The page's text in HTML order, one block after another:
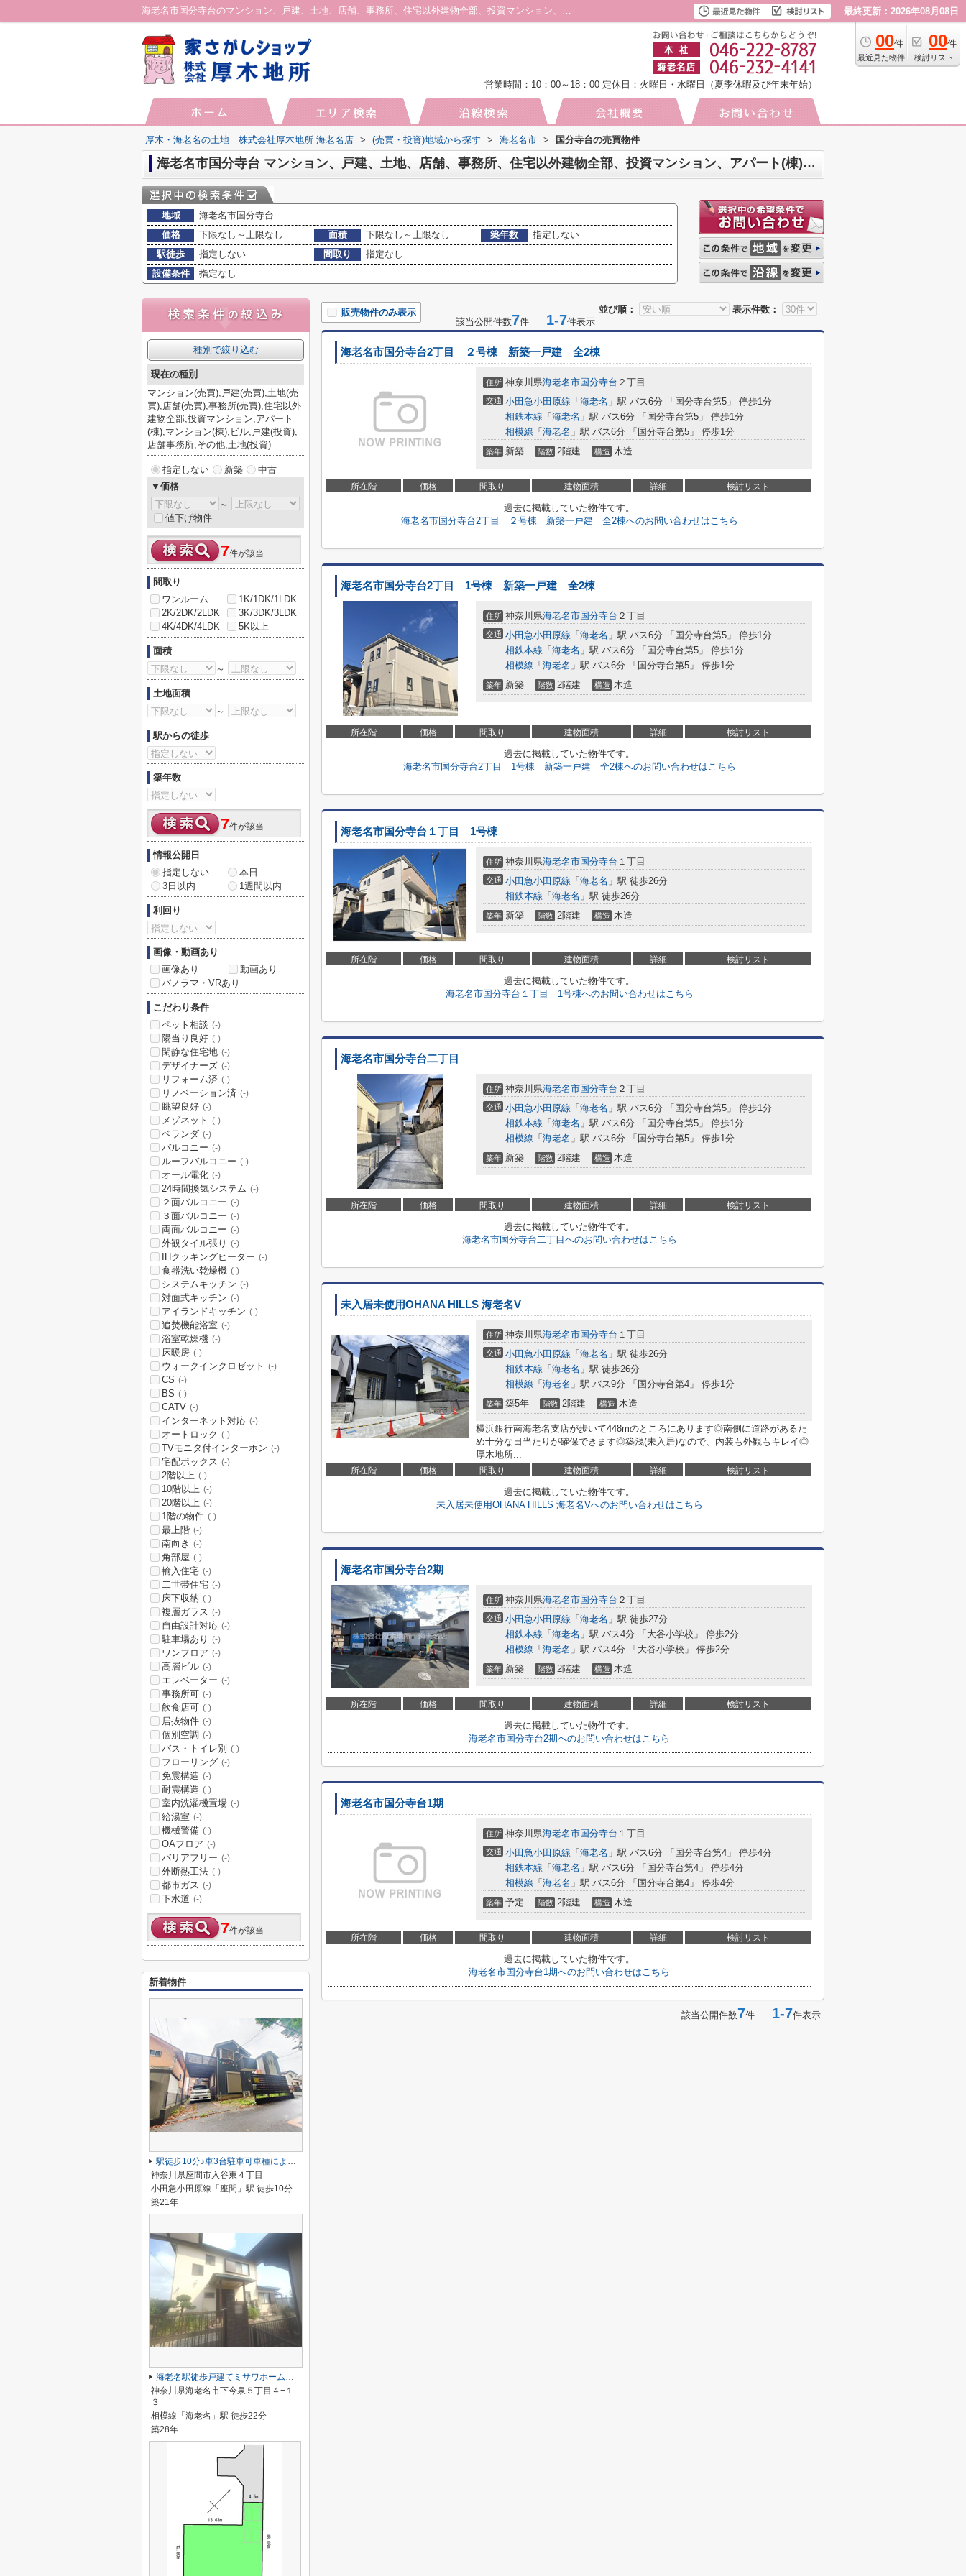
海老名市国分寺台のマンション、戸建、土地、店舗、事務所、住宅以外建物全部、投資マンション、アパート(棟)、マンション(棟)、ビル、戸建、店舗事務所、その他、土地一覧｜厚木・海老名の土地｜株式会社厚木地所 海老名店 最終更新：2026年08月08日
00件
最近見た物件
00件
検討リスト
営業時間：10：00～18：00 定休日：火曜日・水曜日（夏季休暇及び年末年始）
厚木・海老名の土地｜株式会社厚木地所 海老名店 > (売買・投資)地域から探す > 海老名市 > 国分寺台の売買物件
海老名市国分寺台 マンション、戸建、土地、店舗、事務所、住宅以外建物全部、投資マンション、アパート(棟)、マンション(棟)、ビル、戸建、店舗事務所、その他、土地一覧
地域
海老名市国分寺台
価格
下限なし～上限なし 面積 下限なし～上限なし 築年数
指定しない
駅徒歩
指定しない 間取り
指定なし
設備条件
指定なし
並び順： 表示件数：
販売物件のみ表示
該当公開件数7件 1-7件表示
海老名市国分寺台2丁目 ２号棟 新築一戸建 全2棟
住所 神奈川県海老名市国分寺台 ２丁目
交通 小田急小田原線 「 海老名 」駅 バス6分 「国分寺台第5」 停歩1分
相鉄本線 「 海老名 」駅 バス6分 「国分寺台第5」 停歩1分
相模線 「 海老名 」駅 バス6分 「国分寺台第5」 停歩1分
築年 新築 階数 2階建 構造 木造
所在階 価格 間取り 建物面積 詳細 検討リスト
過去に掲載していた物件です。
海老名市国分寺台2丁目 ２号棟 新築一戸建 全2棟へのお問い合わせはこちら
海老名市国分寺台2丁目 1号棟 新築一戸建 全2棟
住所 神奈川県海老名市国分寺台 ２丁目
交通 小田急小田原線 「 海老名 」駅 バス6分 「国分寺台第5」 停歩1分
相鉄本線 「 海老名 」駅 バス6分 「国分寺台第5」 停歩1分
相模線 「 海老名 」駅 バス6分 「国分寺台第5」 停歩1分
築年 新築 階数 2階建 構造 木造
所在階 価格 間取り 建物面積 詳細 検討リスト
過去に掲載していた物件です。
海老名市国分寺台2丁目 1号棟 新築一戸建 全2棟へのお問い合わせはこちら
海老名市国分寺台１丁目 1号棟
住所 神奈川県海老名市国分寺台 １丁目
交通 小田急小田原線 「 海老名 」駅 徒歩26分
相鉄本線 「 海老名 」駅 徒歩26分
築年 新築 階数 2階建 構造 木造
所在階 価格 間取り 建物面積 詳細 検討リスト
過去に掲載していた物件です。
海老名市国分寺台１丁目 1号棟へのお問い合わせはこちら
海老名市国分寺台二丁目
住所 神奈川県海老名市国分寺台 ２丁目
交通 小田急小田原線 「 海老名 」駅 バス6分 「国分寺台第5」 停歩1分
相鉄本線 「 海老名 」駅 バス6分 「国分寺台第5」 停歩1分
相模線 「 海老名 」駅 バス6分 「国分寺台第5」 停歩1分
築年 新築 階数 2階建 構造 木造
所在階 価格 間取り 建物面積 詳細 検討リスト
過去に掲載していた物件です。
海老名市国分寺台二丁目へのお問い合わせはこちら
未入居未使用OHANA HILLS 海老名V
住所 神奈川県海老名市国分寺台 １丁目
交通 小田急小田原線 「 海老名 」駅 徒歩26分
相鉄本線 「 海老名 」駅 徒歩26分
相模線 「 海老名 」駅 バス9分 「国分寺台第4」 停歩1分
築年 築5年 階数 2階建 構造 木造
横浜銀行南海老名支店が歩いて448mのところにあります◎南側に道路があるた
め十分な日当たりが確保できます◎築浅(未入居)なので、内装も外観もキレイ◎
厚木地所...
所在階 価格 間取り 建物面積 詳細 検討リスト
過去に掲載していた物件です。
未入居未使用OHANA HILLS 海老名Vへのお問い合わせはこちら
海老名市国分寺台2期
住所 神奈川県海老名市国分寺台 ２丁目
交通 小田急小田原線 「 海老名 」駅 徒歩27分
相鉄本線 「 海老名 」駅 バス4分 「大谷小学校」 停歩2分
相模線 「 海老名 」駅 バス4分 「大谷小学校」 停歩2分
築年 新築 階数 2階建 構造 木造
所在階 価格 間取り 建物面積 詳細 検討リスト
過去に掲載していた物件です。
海老名市国分寺台2期へのお問い合わせはこちら
海老名市国分寺台1期
住所 神奈川県海老名市国分寺台 １丁目
交通 小田急小田原線 「 海老名 」駅 バス6分 「国分寺台第4」 停歩4分
相鉄本線 「 海老名 」駅 バス6分 「国分寺台第4」 停歩4分
相模線 「 海老名 」駅 バス6分 「国分寺台第4」 停歩4分
築年 予定 階数 2階建 構造 木造
所在階 価格 間取り 建物面積 詳細 検討リスト
過去に掲載していた物件です。
海老名市国分寺台1期へのお問い合わせはこちら
該当公開件数7件 1-7件表示
種別で絞り込む
現在の種別
マンション(売買),戸建(売買),土地(売
買),店舗(売買),事務所(売買),住宅以外
建物全部,投資マンション,アパート
(棟),マンション(棟),ビル,戸建(投資),
店舗事務所,その他,土地(投資)
指定しない 新築
中古
▼価格
～
値下げ物件
7件が該当
間取り
ワンルーム
1K/1DK/1LDK
2K/2DK/2LDK
3K/3DK/3LDK
4K/4DK/4LDK
5K以上
面積
～
土地面積
～
駅からの徒歩
築年数
7件が該当
情報公開日
指定しない
本日
3日以内
1週間以内
利回り
画像・動画あり
画像あり
動画あり
パノラマ・VRあり
こだわり条件
ペット相談 (-)
陽当り良好 (-)
閑静な住宅地 (-)
デザイナーズ (-)
リフォーム済 (-)
リノベーション済 (-)
眺望良好 (-)
メゾネット (-)
ベランダ (-)
バルコニー (-)
ルーフバルコニー (-)
オール電化 (-)
24時間換気システム (-)
２面バルコニー (-)
３面バルコニー (-)
両面バルコニー (-)
外観タイル張り (-)
IHクッキングヒーター (-)
食器洗い乾燥機 (-)
システムキッチン (-)
対面式キッチン (-)
アイランドキッチン (-)
追焚機能浴室 (-)
浴室乾燥機 (-)
床暖房 (-)
ウォークインクロゼット (-)
CS (-)
BS (-)
CATV (-)
インターネット対応 (-)
オートロック (-)
TVモニタ付インターホン (-)
宅配ボックス (-)
2階以上 (-)
10階以上 (-)
20階以上 (-)
1階の物件 (-)
最上階 (-)
南向き (-)
角部屋 (-)
輸入住宅 (-)
二世帯住宅 (-)
床下収納 (-)
複層ガラス (-)
自由設計対応 (-)
駐車場あり (-)
ワンフロア (-)
高層ビル (-)
エレベーター (-)
事務所可 (-)
飲食店可 (-)
居抜物件 (-)
個別空調 (-)
バス・トイレ別 (-)
フローリング (-)
免震構造 (-)
耐震構造 (-)
室内洗濯機置場 (-)
給湯室 (-)
機械警備 (-)
OAフロア (-)
バリアフリー (-)
外断熱工法 (-)
都市ガス (-)
下水道 (-)
7件が該当
新着物件
駅徒歩10分♪車3台駐車可車種による3LDK＋S＋ロフト、ウッドデッキ
神奈川県座間市入谷東４丁目
小田急小田原線「座間」駅 徒歩10分
築21年
海老名駅徒歩戸建てミサワホーム施工
神奈川県海老名市下今泉５丁目４−１
３
相模線「海老名」駅 徒歩22分
築28年